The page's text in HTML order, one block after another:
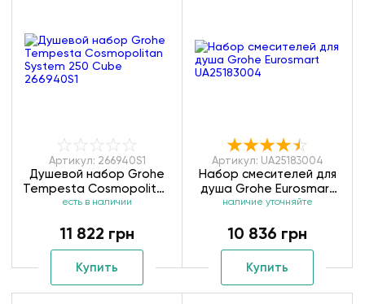
Артикул: 266940S1
Душевой набор Grohe
Tempesta Cosmopolitan
System 250 Cube
есть в наличии
11 822 грн
Купить
Артикул: UA25183004
Набор смесителей для
душа Grohe Eurosmart
UA25183004
наличие уточняйте
10 836 грн
Купить